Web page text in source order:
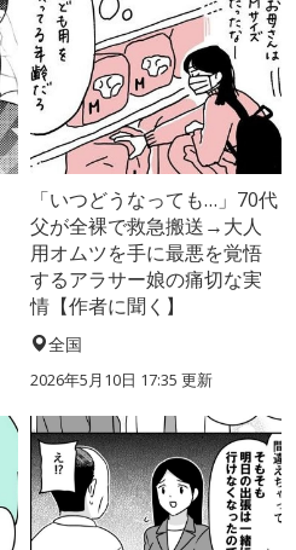
「いつどうなっても…」70代
父が全裸で救急搬送→大人
用オムツを手に最悪を覚悟
するアラサー娘の痛切な実
情【作者に聞く】
全国
2026年5月10日 17:35 更新